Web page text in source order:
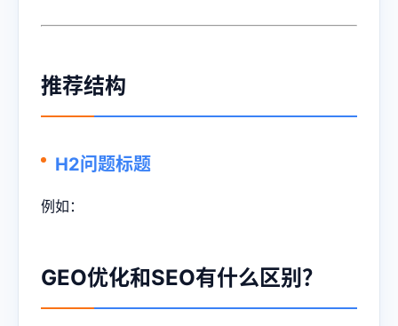
推荐结构
H2问题标题
例如：
GEO优化和SEO有什么区别？